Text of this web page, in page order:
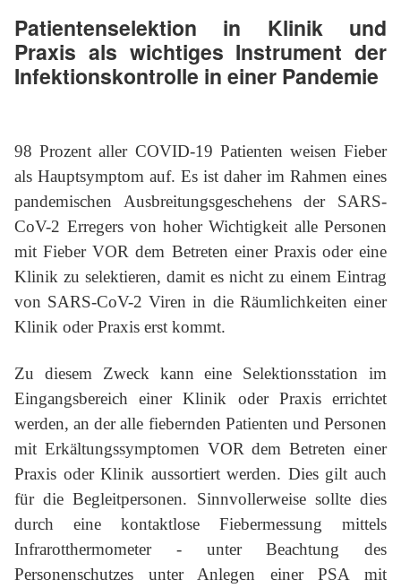
Patientenselektion in Klinik und
Praxis als wichtiges Instrument der
Infektionskontrolle in einer Pandemie
98 Prozent aller COVID-19 Patienten weisen Fieber
als Hauptsymptom auf. Es ist daher im Rahmen eines
pandemischen Ausbreitungsgeschehens der SARS-
CoV-2 Erregers von hoher Wichtigkeit alle Personen
mit Fieber VOR dem Betreten einer Praxis oder eine
Klinik zu selektieren, damit es nicht zu einem Eintrag
von SARS-CoV-2 Viren in die Räumlichkeiten einer
Klinik oder Praxis erst kommt.
Zu diesem Zweck kann eine Selektionsstation im
Eingangsbereich einer Klinik oder Praxis errichtet
werden, an der alle fiebernden Patienten und Personen
mit Erkältungssymptomen VOR dem Betreten einer
Praxis oder Klinik aussortiert werden. Dies gilt auch
für die Begleitpersonen. Sinnvollerweise sollte dies
durch eine kontaktlose Fiebermessung mittels
Infrarotthermometer - unter Beachtung des
Personenschutzes unter Anlegen einer PSA mit